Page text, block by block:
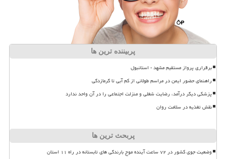
پربیننده ترین ها
برقراری پرواز مستقیم مشهد - استانبول
راهنمای حضور ایمن در مراسم طولانی از کم آبی تا گرمازدگی
پزشکی دیگر درآمد، رضایت شغلی و منزلت اجتماعی را در آن واحد ندارد
نقش تغذیه در سلامت روان
پربحث ترین ها
وضعیت جوی کشور در ۷۲ ساعت آینده موج بارندگی های تابستانه در راه ۱۱ استان